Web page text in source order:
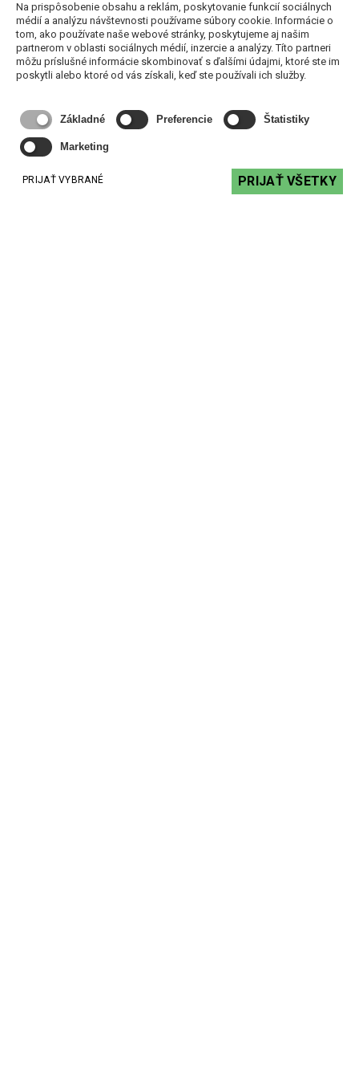
Biamp E-VOL20 - regulátor hlasitosti 100V
24,60 €
Na prispôsobenie obsahu a reklám, poskytovanie funkcií sociálnych
médií a analýzu návštevnosti používame súbory cookie. Informácie o
tom, ako používate naše webové stránky, poskytujeme aj našim
partnerom v oblasti sociálnych médií, inzercie a analýzy. Títo partneri
môžu príslušné informácie skombinovať s ďalšími údajmi, ktoré ste im
poskytli alebo ktoré od vás získali, keď ste používali ich služby.
Základné Preferencie Štatistiky
Marketing
PRIJAŤ VYBRANÉ PRIJAŤ VŠETKY